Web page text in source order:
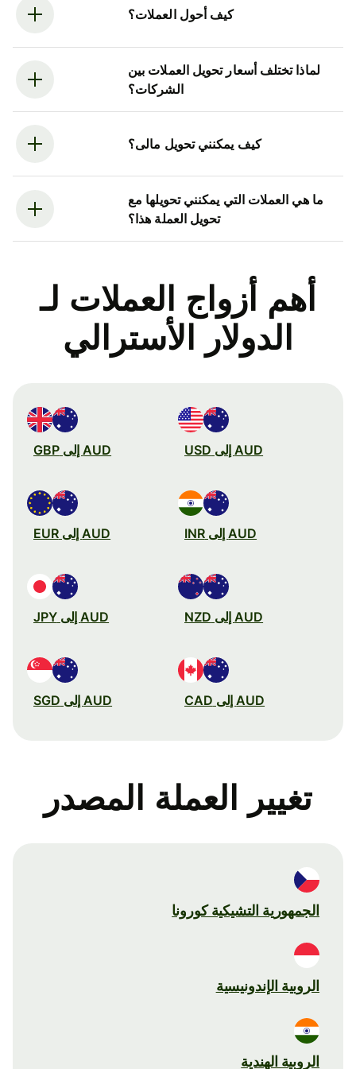
كيف أحول العملات؟
لماذا تختلف أسعار تحويل العملات بين
الشركات؟
كيف يمكنني تحويل مالى؟
ما هي العملات التي يمكنني تحويلها مع
تحويل العملة هذا؟
أهم أزواج العملات لـ
الدولار الأسترالي
AUD إلى USD AUD إلى GBP
AUD إلى INR AUD إلى EUR
AUD إلى NZD AUD إلى JPY
AUD إلى CAD AUD إلى SGD
تغيير العملة المصدر
الجمهورية التشيكية كورونا
الروبية الإندونيسية
الروبية الهندية